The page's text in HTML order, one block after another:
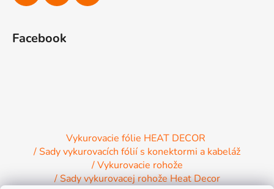
Facebook
Vykurovacie fólie HEAT DECOR
/ Sady vykurovacích fólií s konektormi a kabeláž
/ Vykurovacie rohože
/ Sady vykurovacej rohože Heat Decor